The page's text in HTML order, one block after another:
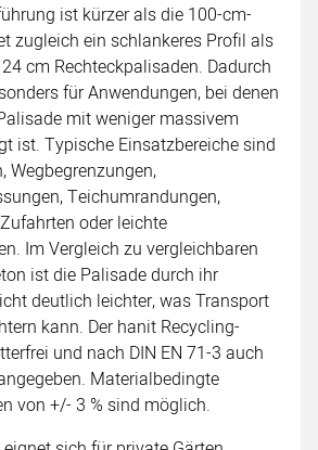
ist kürzer als die 100-cm-
zugleich ein schlankeres Profil als
cm Rechteckpalisaden. Dadurch
für Anwendungen, bei denen
mit weniger massivem
ist. Typische Einsatzbereiche sind
Wegbegrenzungen,
Teichumrandungen,
oder leichte
Im Vergleich zu vergleichbaren
ist die Palisade durch ihr
deutlich leichter, was Transport
kann. Der hanit Recycling-
und nach DIN EN 71-3 auch
Materialbedingte
von +/- 3 % sind möglich.